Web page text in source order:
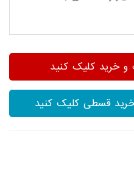
خرید کلیک کنید
قسطی کلیک کنید